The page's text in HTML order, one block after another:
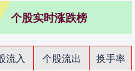
个股实时涨跌榜
流入 个股流出
换手率